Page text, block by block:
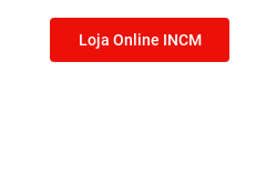
Loja Online INCM